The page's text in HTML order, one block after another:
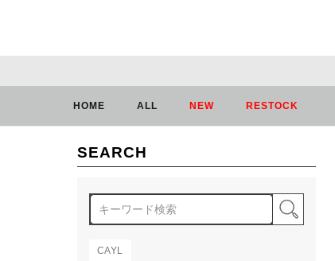
HOME ALL NEW RESTOCK
SEARCH
CAYL